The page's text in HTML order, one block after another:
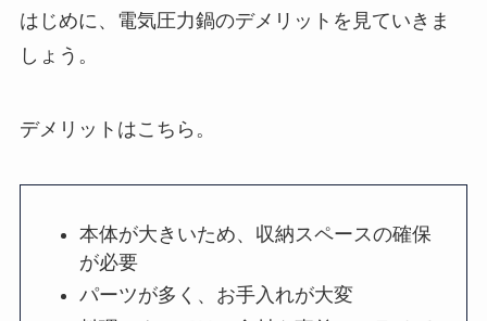
はじめに、電気圧力鍋のデメリットを見ていきま
しょう。
デメリットはこちら。
本体が大きいため、収納スペースの確保
が必要
パーツが多く、お手入れが大変